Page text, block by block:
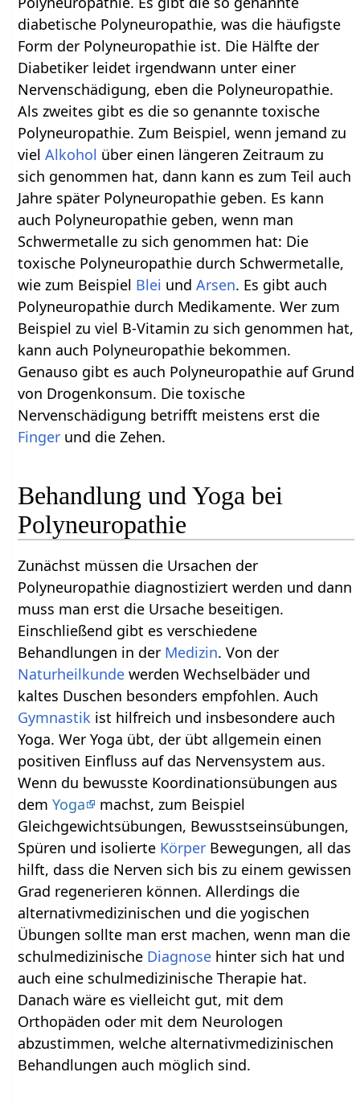
diabetische Polyneuropathie, was die häufigste
Form der Polyneuropathie ist. Die Hälfte der
Diabetiker leidet irgendwann unter einer
Nervenschädigung, eben die Polyneuropathie.
Als zweites gibt es die so genannte toxische
Polyneuropathie. Zum Beispiel, wenn jemand zu
vielAlkohol über einen längeren Zeitraum zu
sich genommen hat, dann kann es zum Teil auch
Jahre später Polyneuropathie geben. Es kann
auch Polyneuropathie geben, wenn man
Schwermetalle zu sich genommen hat: Die
toxische Polyneuropathie durch Schwermetalle,
wie zum Beispiel Blei undArsen. Es gibt auch
Polyneuropathie durch Medikamente. Wer zum
Beispiel zu viel B-Vitamin zu sich genommen hat,
kann auch Polyneuropathie bekommen.
Genauso gibt es auch Polyneuropathie auf Grund
von Drogenkonsum. Die toxische
Nervenschädigung betrifft meistens erst die
Finger und die Zehen.
Behandlung und Yoga bei
Polyneuropathie
Zunächst müssen die Ursachen der
Polyneuropathie diagnostiziert werden und dann
muss man erst die Ursache beseitigen.
Einschließend gibt es verschiedene
Behandlungen in der Medizin. Von der
Naturheilkunde werden Wechselbäder und
kaltes Duschen besonders empfohlen. Auch
Gymnastik ist hilfreich und insbesondere auch
Yoga. Wer Yoga übt, der übt allgemein einen
positiven Einfluss auf das Nervensystem aus.
Wenn du bewusste Koordinationsübungen aus
demYoga
machst, zum Beispiel
Gleichgewichtsübungen, Bewusstseinsübungen,
Spüren und isolierte Körper Bewegungen, all das
hilft, dass die Nerven sich bis zu einem gewissen
Grad regenerieren können. Allerdings die
alternativmedizinischen und die yogischen
Übungen sollte man erst machen, wenn man die
schulmedizinische Diagnose hinter sich hat und
auch eine schulmedizinische Therapie hat.
Danach wäre es vielleicht gut, mit dem
Orthopäden oder mit dem Neurologen
abzustimmen, welche alternativmedizinischen
Behandlungen auch möglich sind.